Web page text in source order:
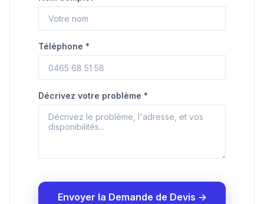
Téléphone *
Décrivez votre problème *
Envoyer la Demande de Devis →